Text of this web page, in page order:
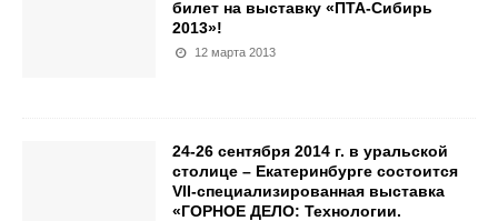
билет на выставку «ПТА-Сибирь
2013»!
12 марта 2013
24-26 сентября 2014 г. в уральской
столице – Екатеринбурге состоится
VII-специализированная выставка
«ГОРНОЕ ДЕЛО: Технологии.